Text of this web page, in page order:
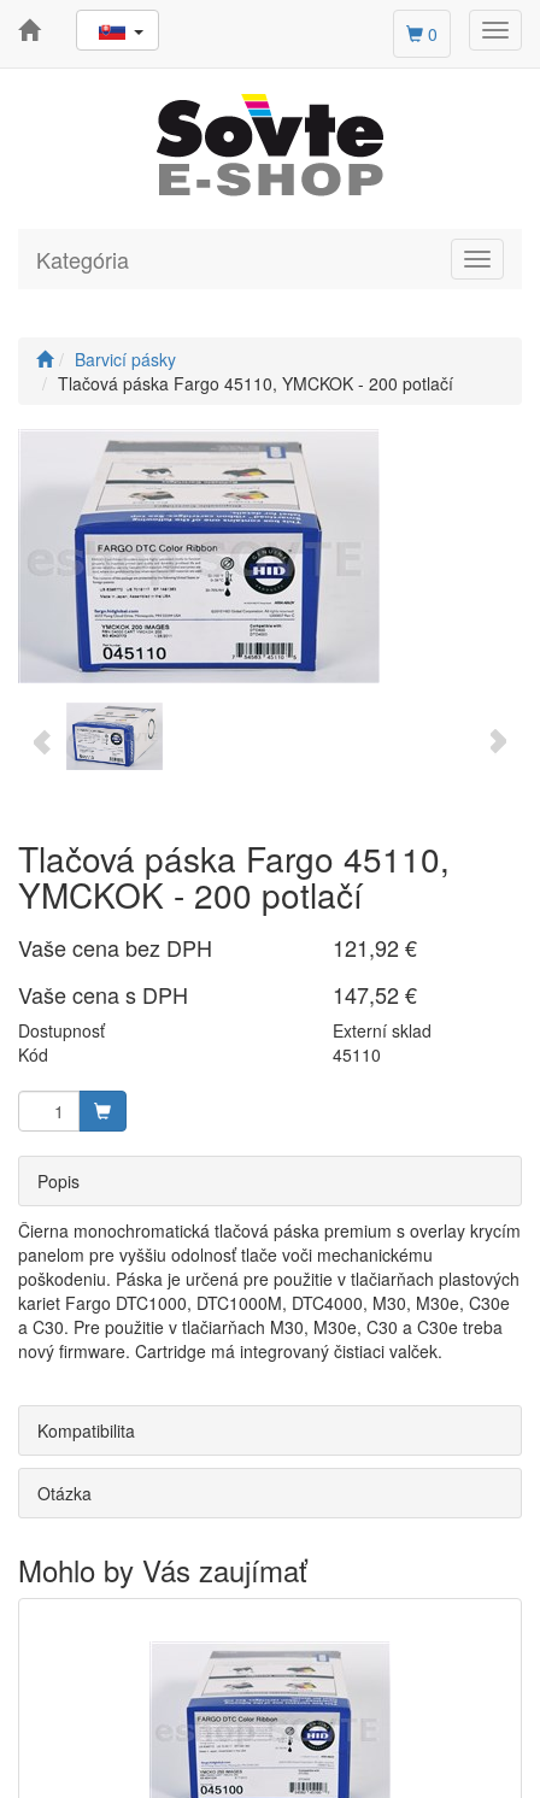
0
Toggle
Kategória
Barvicí pásky
Tlačová páska Fargo 45110, YMCKOK - 200 potlačí
Tlačová páska Fargo 45110,
YMCKOK - 200 potlačí
Vaše cena bez DPH
121,92 €
Vaše cena s DPH
147,52 €
Dostupnosť
Externí sklad
Kód
45110
Popis
Čierna monochromatická tlačová páska premium s overlay krycím
panelom pre vyššiu odolnosť tlače voči mechanickému
poškodeniu. Páska je určená pre použitie v tlačiarňach plastových
kariet Fargo DTC1000, DTC1000M, DTC4000, M30, M30e, C30e
a C30. Pre použitie v tlačiarňach M30, M30e, C30 a C30e treba
nový firmware. Cartridge má integrovaný čistiaci valček.
Kompatibilita
Otázka
Mohlo by Vás zaujímať